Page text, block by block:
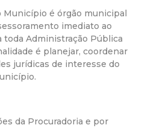
Município é órgão municipal
imediato ao
toda Administração Pública
é planejar, coordenar
jurídicas de interesse do
da Procuradoria e por